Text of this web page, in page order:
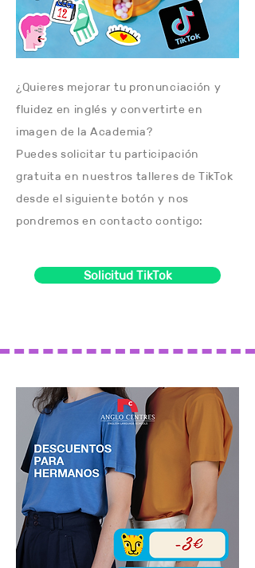
¿Quieres mejorar tu pronunciación y
fluidez en inglés y convertirte en
imagen de la Academia?
Puedes solicitar tu participación
gratuita en nuestros talleres de TikTok
desde el siguiente botón y nos
pondremos en contacto contigo:
Solicitud TikTok